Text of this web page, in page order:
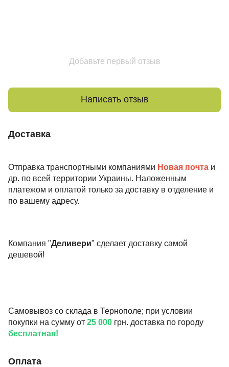
Добавьте первый отзыв
Написать отзыв
Доставка
Отправка транспортными компаниями Новая почта и
др. по всей территории Украины. Наложенным
платежом и оплатой только за доставку в отделение и
по вашему адресу.
Компания "Деливери" сделает доставку самой
дешевой!
Самовывоз со склада в Тернополе; при условии
покупки на сумму от 25 000 грн. доставка по городу
бесплатная!
Оплата